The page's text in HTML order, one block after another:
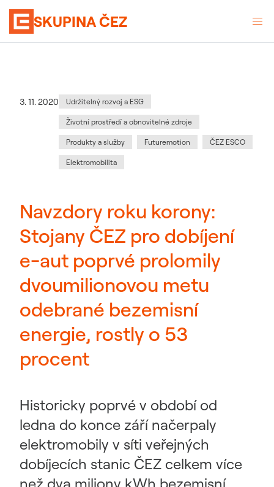
SKUPINA ČEZ
Datum zveřejnění
3. 11. 2020 Kategorie:
Udržitelný rozvoj a ESG
Životní prostředí a obnovitelné zdroje
Produkty a služby Futuremotion ČEZ ESCO
Elektromobilita
Navzdory roku korony:
Stojany ČEZ pro dobíjení
e-aut poprvé prolomily
dvoumilionovou metu
odebrané bezemisní
energie, rostly o 53
procent
Historicky poprvé v období od
ledna do konce září načerpaly
elektromobily v síti veřejných
dobíjecích stanic ČEZ celkem více
než dva miliony kWh bezemisní